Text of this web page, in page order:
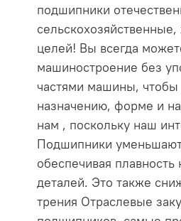
подшипники
целей! Вы всегда
машиностроение без
частями машины, чтобы
назначению, форме и
нам , поскольку наш
Подшипники уменьшают
обеспечивая
деталей. Это также
трения Отраслевые